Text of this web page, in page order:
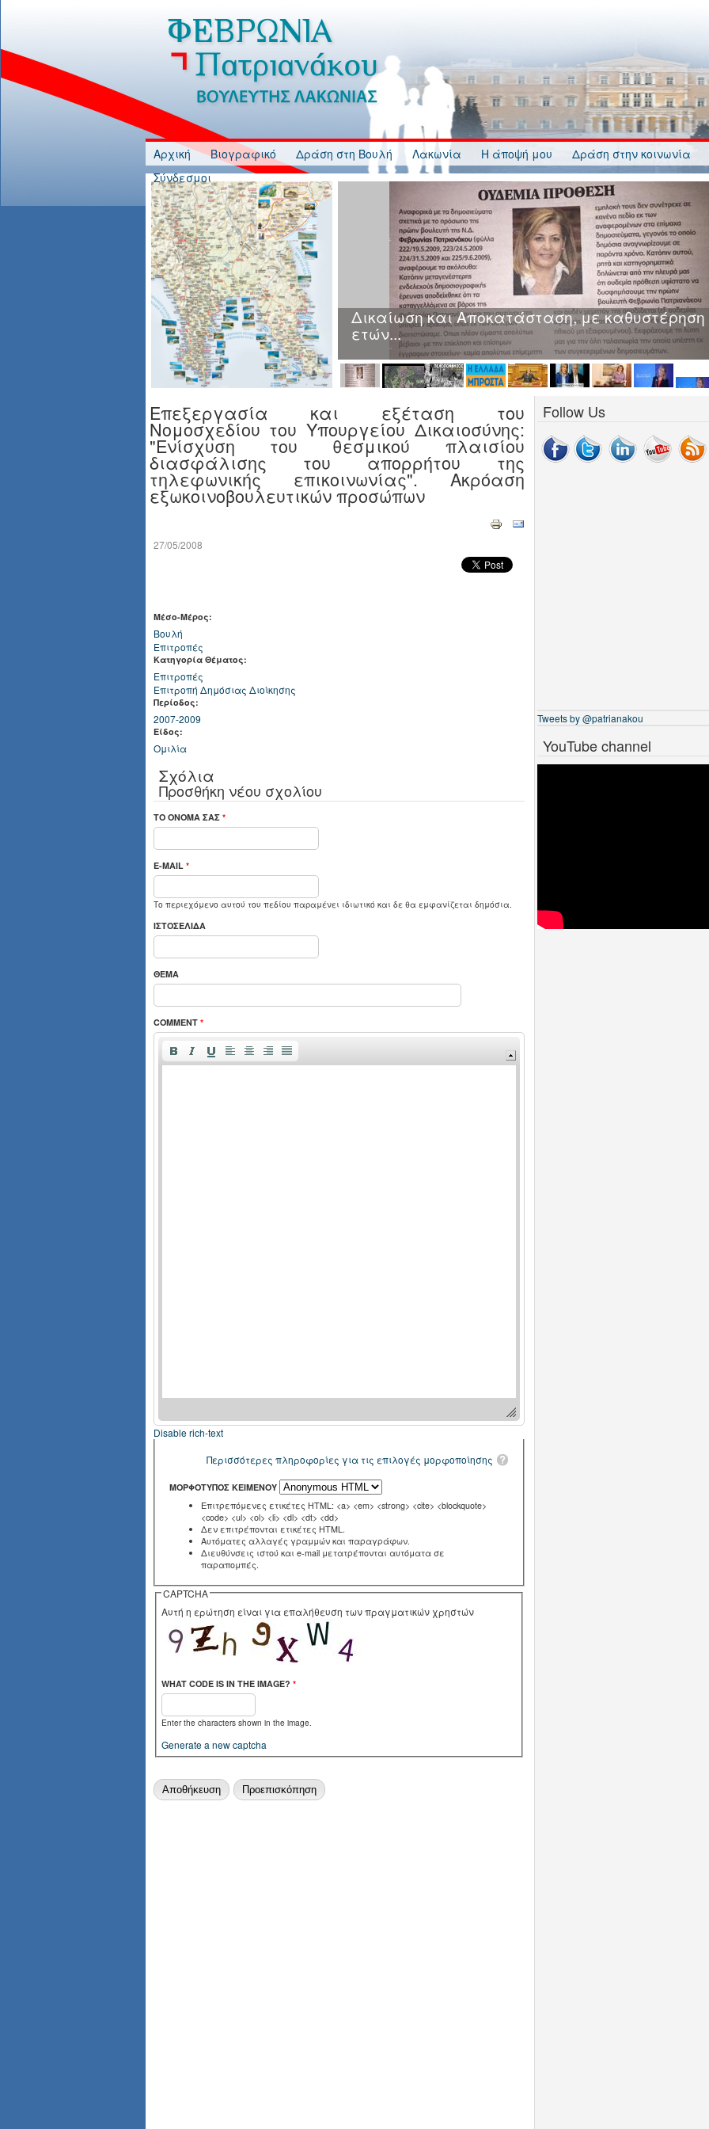
Αρχική Βιογραφικό Δράση στη Βουλή Λακωνία Η άποψή μου Δράση στην κοινωνία
Σύνδεσμοι
Κυβερνητική Ανικανότητα, Ανευθυνότητα,
και Αδιαφορία στη διαδικασία κατάρτισης και
ανάρτησης Δασικών Χαρτών
Επεξεργασία και εξέταση του
Νομοσχεδίου του Υπουργείου Δικαιοσύνης:
"Ενίσχυση του θεσμικού πλαισίου
διασφάλισης του απορρήτου της
τηλεφωνικής επικοινωνίας". Ακρόαση
εξωκοινοβουλευτικών προσώπων
27/05/2008
Μέσο-Μέρος:
Βουλή
Επιτροπές
Κατηγορία Θέματος:
Επιτροπές
Επιτροπή Δημόσιας Διοίκησης
Περίοδος:
2007-2009
Είδος:
Ομιλία
Σχόλια
Προσθήκη νέου σχολίου
ΤΟ ΌΝΟΜΆ ΣΑΣ *
E-MAIL *
Το περιεχόμενο αυτού του πεδίου παραμένει ιδιωτικό και δε θα εμφανίζεται δημόσια.
ΙΣΤΟΣΕΛΊΔΑ
ΘΈΜΑ
COMMENT *
Disable rich-text
Περισσότερες πληροφορίες για τις επιλογές μορφοποίησης
ΜΟΡΦΌΤΥΠΟΣ ΚΕΙΜΈΝΟΥ
Επιτρεπόμενες ετικέτες HTML: <a> <em> <strong> <cite> <blockquote>
<code> <ul> <ol> <li> <dl> <dt> <dd>
Δεν επιτρέπονται ετικέτες HTML.
Αυτόματες αλλαγές γραμμών και παραγράφων.
Διευθύνσεις ιστού και e-mail μετατρέπονται αυτόματα σε
παραπομπές.
CAPTCHA
Αυτή η ερώτηση είναι για επαλήθευση των πραγματικών χρηστών
WHAT CODE IS IN THE IMAGE? *
Enter the characters shown in the image.
Generate a new captcha
Follow Us
Tweets by @patrianakou
YouTube channel